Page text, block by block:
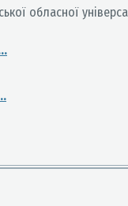
обласної